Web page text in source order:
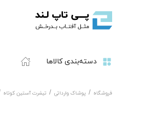
دسته‌بندی کالاها
فروشگاه پوشاک وارداتی تیشرت آستین کوتاه